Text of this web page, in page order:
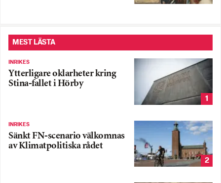
MEST LÄSTA
INRIKES
Ytterligare oklarheter kring
Stina-fallet i Hörby
1
INRIKES
Sänkt FN-scenario välkomnas
av Klimatpolitiska rådet
2